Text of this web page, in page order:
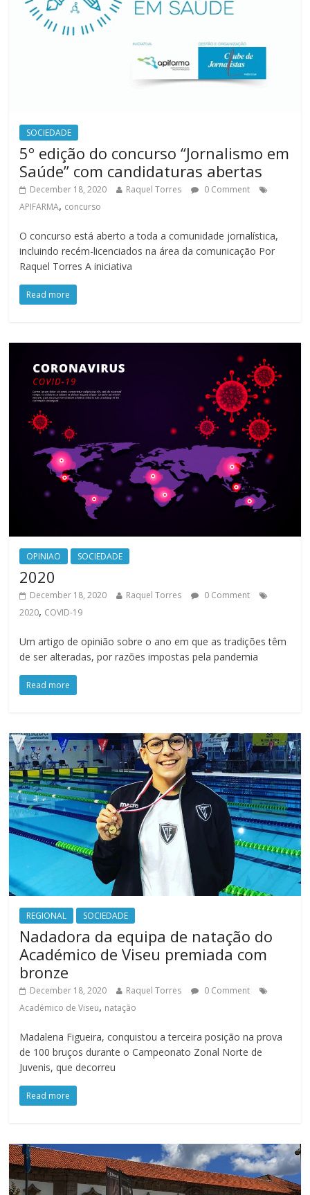
SOCIEDADE
5º edição do concurso “Jornalismo em
Saúde” com candidaturas abertas
December 18, 2020 Raquel Torres
0 Comment
APIFARMA, concurso
O concurso está aberto a toda a comunidade jornalística,
incluindo recém-licenciados na área da comunicação Por
Raquel Torres A iniciativa
Read more
OPINIAO SOCIEDADE
2020
December 18, 2020 Raquel Torres
0 Comment
2020, COVID-19
Um artigo de opinião sobre o ano em que as tradições têm
de ser alteradas, por razões impostas pela pandemia
Read more
REGIONAL SOCIEDADE
Nadadora da equipa de natação do
Académico de Viseu premiada com
bronze
December 18, 2020 Raquel Torres
0 Comment
Académico de Viseu, natação
Madalena Figueira, conquistou a terceira posição na prova
de 100 bruços durante o Campeonato Zonal Norte de
Juvenis, que decorreu
Read more